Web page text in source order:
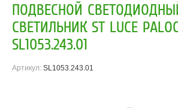
ПОДВЕСНОЙ
СВЕТИЛЬНИК ST LUCE
SL1053.243.01
Артикул: SL1053.243.01